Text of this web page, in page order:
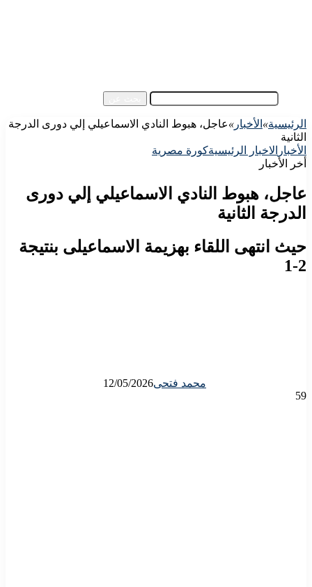
الرئيسية» الأخبار »عاجل، هبوط النادي الاسماعيلي إلي دورى الدرجة
الثانية
الأخبار الاخبار الرئيسيةكورة مصرية
أخر الأخبار
عاجل، هبوط النادي الاسماعيلي إلي دورى
الدرجة الثانية
حيث انتهى اللقاء بهزيمة الاسماعيلى بنتيجة
2-1
محمد فتحى12/05/2026
59